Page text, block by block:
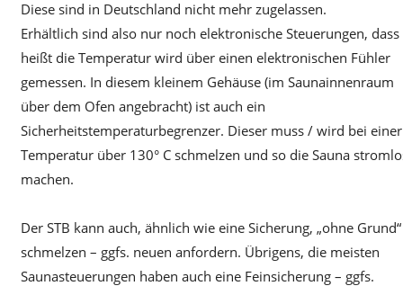
Diese sind in Deutschland nicht mehr zugelassen.
Erhältlich sind also nur noch elektronische Steuerungen, dass
heißt die Temperatur wird über einen elektronischen Fühler
gemessen. In diesem kleinem Gehäuse (im Saunainnenraum
über dem Ofen angebracht) ist auch ein
Sicherheitstemperaturbegrenzer. Dieser muss / wird bei einer
Temperatur über 130° C schmelzen und so die Sauna
machen.
Der STB kann auch, ähnlich wie eine Sicherung, „ohne Grund“
schmelzen – ggfs. neuen anfordern. Übrigens, die meisten
Saunasteuerungen haben auch eine Feinsicherung – ggfs.